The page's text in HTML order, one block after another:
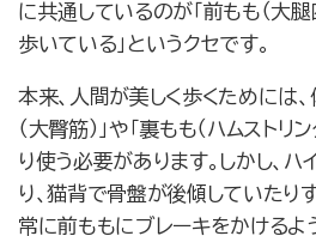
に共通しているのが「前もも（大
歩いている」というクセです。
本来、人間が美しく歩くためには
（大臀筋）」や「裏もも（ハムストリ
り使う必要があります。しかし、
り、猫背で骨盤が後傾していたり
常に前ももにブレーキをかけるよ